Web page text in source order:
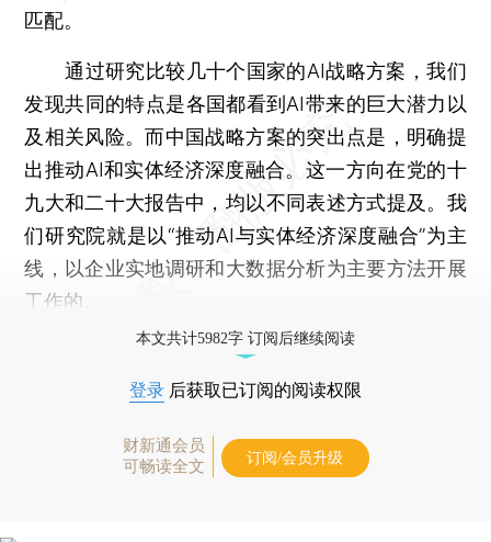
匹配。
通过研究比较几十个国家的AI战略方案，我们
发现共同的特点是各国都看到AI带来的巨大潜力以
及相关风险。而中国战略方案的突出点是，明确提
出推动AI和实体经济深度融合。这一方向在党的十
九大和二十大报告中，均以不同表述方式提及。我
们研究院就是以“推动AI与实体经济深度融合”为主
线，以企业实地调研和大数据分析为主要方法开展
工作的。
本文共计5982字 订阅后继续阅读
登录 后获取已订阅的阅读权限
财新通会员
可畅读全文
订阅/会员升级